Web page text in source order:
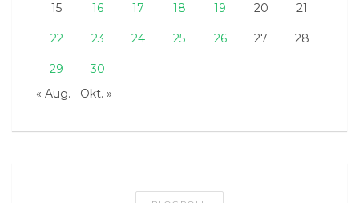
15 16 17 18 19 20 21
22 23 24 25 26 27 28
29
30
« Aug.
Okt. »